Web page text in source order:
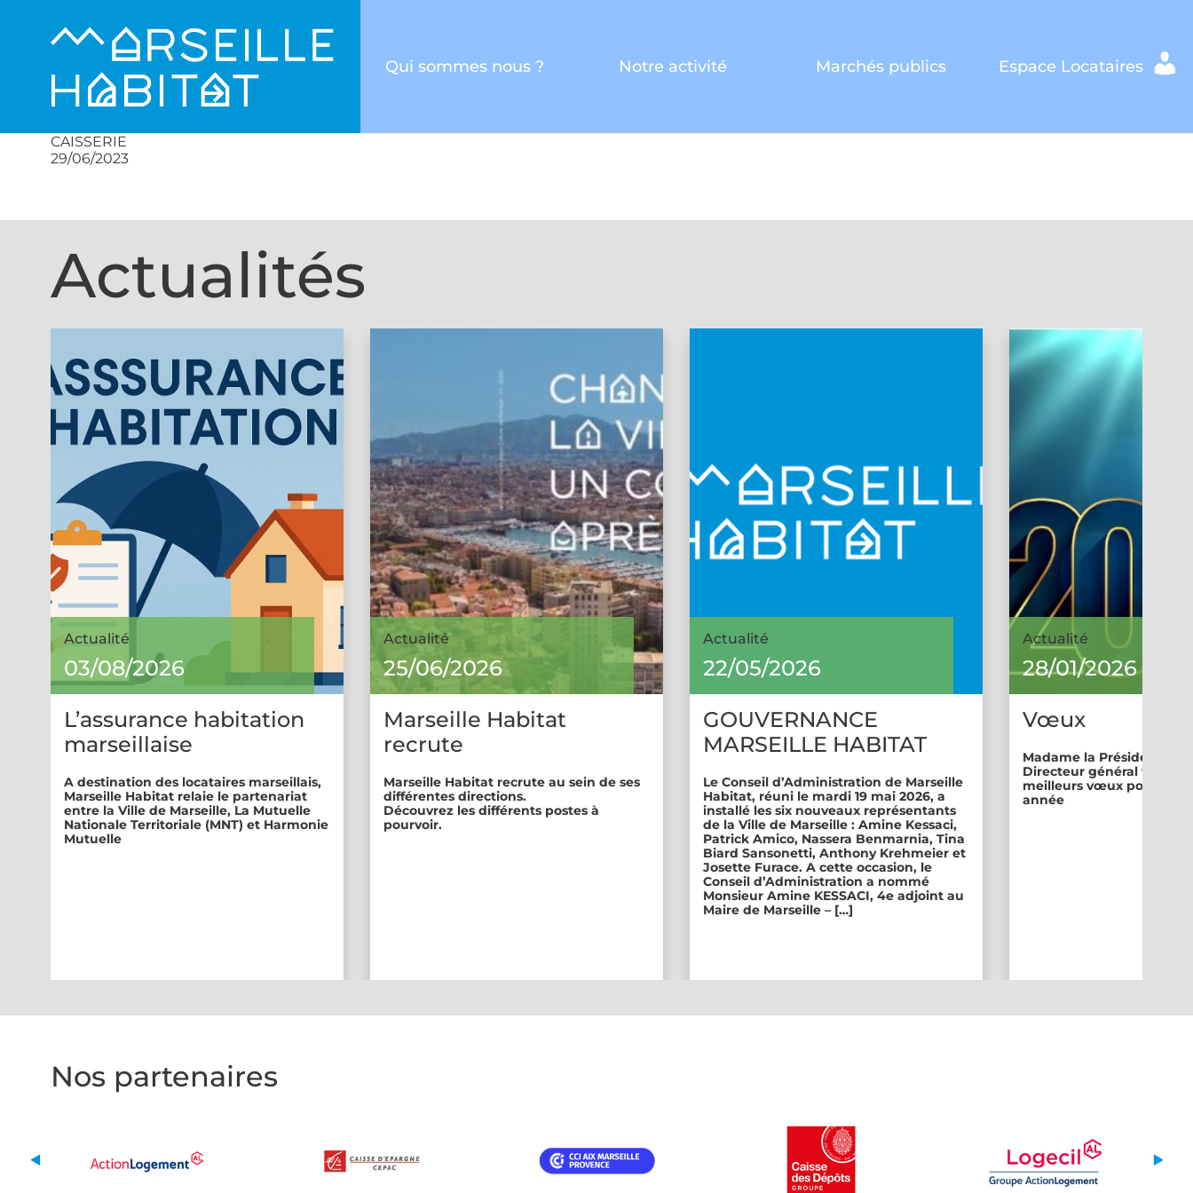
Qui sommes nous ? Notre activité Marchés publics Espace Locataires
CAISSERIE
29/06/2023
Actualités
Actualité
03/08/2026
L’assurance habitation
marseillaise
A destination des locataires marseillais,
Marseille Habitat relaie le partenariat
entre la Ville de Marseille, La Mutuelle
Nationale Territoriale (MNT) et Harmonie
Mutuelle
Actualité
25/06/2026
Marseille Habitat
recrute
Marseille Habitat recrute au sein de ses
différentes directions.
Découvrez les différents postes à
pourvoir.
Actualité
22/05/2026
GOUVERNANCE
MARSEILLE HABITAT
Le Conseil d’Administration de Marseille
Habitat, réuni le mardi 19 mai 2026, a
installé les six nouveaux représentants
de la Ville de Marseille : Amine Kessaci,
Patrick Amico, Nassera Benmarnia, Tina
Biard Sansonetti, Anthony Krehmeier et
Josette Furace. A cette occasion, le
Conseil d’Administration a nommé
Monsieur Amine KESSACI, 4e adjoint au
Maire de Marseille – […]
Actualité
28/01/2026
Vœux
Madame la Présidente et
Directeur général vous
meilleurs vœux pour
année
Nos partenaires